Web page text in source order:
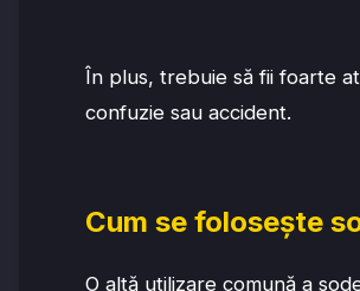
În plus, trebuie să fii foarte
confuzie sau accident.
Cum se folosește
O altă utilizare comună a